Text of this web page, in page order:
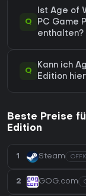
Q
Ist Age of
PC Game
enthalten?
Q
Kann ich
Edition
Beste Preise
Edition
1 Steam
2 GOG.com